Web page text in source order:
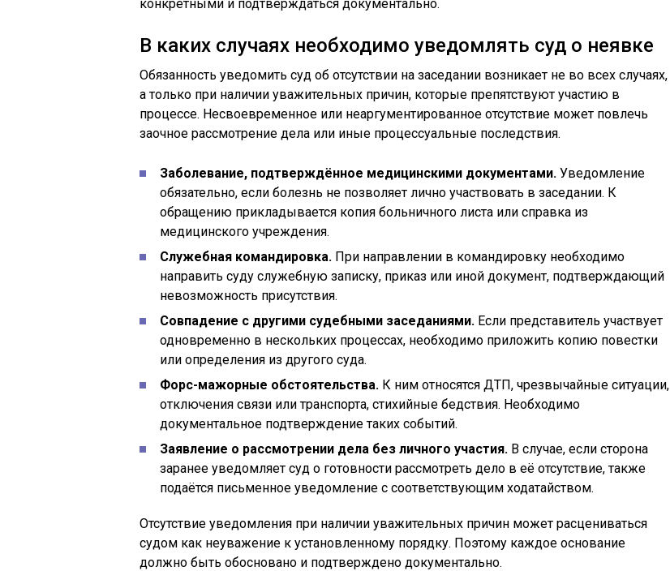
конкретными и подтверждаться документально.
В каких случаях необходимо уведомлять суд о неявке
Обязанность уведомить суд об отсутствии на заседании возникает не во всех случаях,
а только при наличии уважительных причин, которые препятствуют участию в
процессе. Несвоевременное или неаргументированное отсутствие может повлечь
заочное рассмотрение дела или иные процессуальные последствия.
Заболевание, подтверждённое медицинскими документами. Уведомление
обязательно, если болезнь не позволяет лично участвовать в заседании. К
обращению прикладывается копия больничного листа или справка из
медицинского учреждения.
Служебная командировка. При направлении в командировку необходимо
направить суду служебную записку, приказ или иной документ, подтверждающий
невозможность присутствия.
Совпадение с другими судебными заседаниями. Если представитель участвует
одновременно в нескольких процессах, необходимо приложить копию повестки
или определения из другого суда.
Форс-мажорные обстоятельства. К ним относятся ДТП, чрезвычайные ситуации,
отключения связи или транспорта, стихийные бедствия. Необходимо
документальное подтверждение таких событий.
Заявление о рассмотрении дела без личного участия. В случае, если сторона
заранее уведомляет суд о готовности рассмотреть дело в её отсутствие, также
подаётся письменное уведомление с соответствующим ходатайством.
Отсутствие уведомления при наличии уважительных причин может расцениваться
судом как неуважение к установленному порядку. Поэтому каждое основание
должно быть обосновано и подтверждено документально.